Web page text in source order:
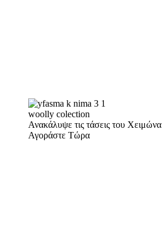
woolly colection
Ανακάλυψε τις τάσεις του Χειμώνα
Αγοράστε Τώρα